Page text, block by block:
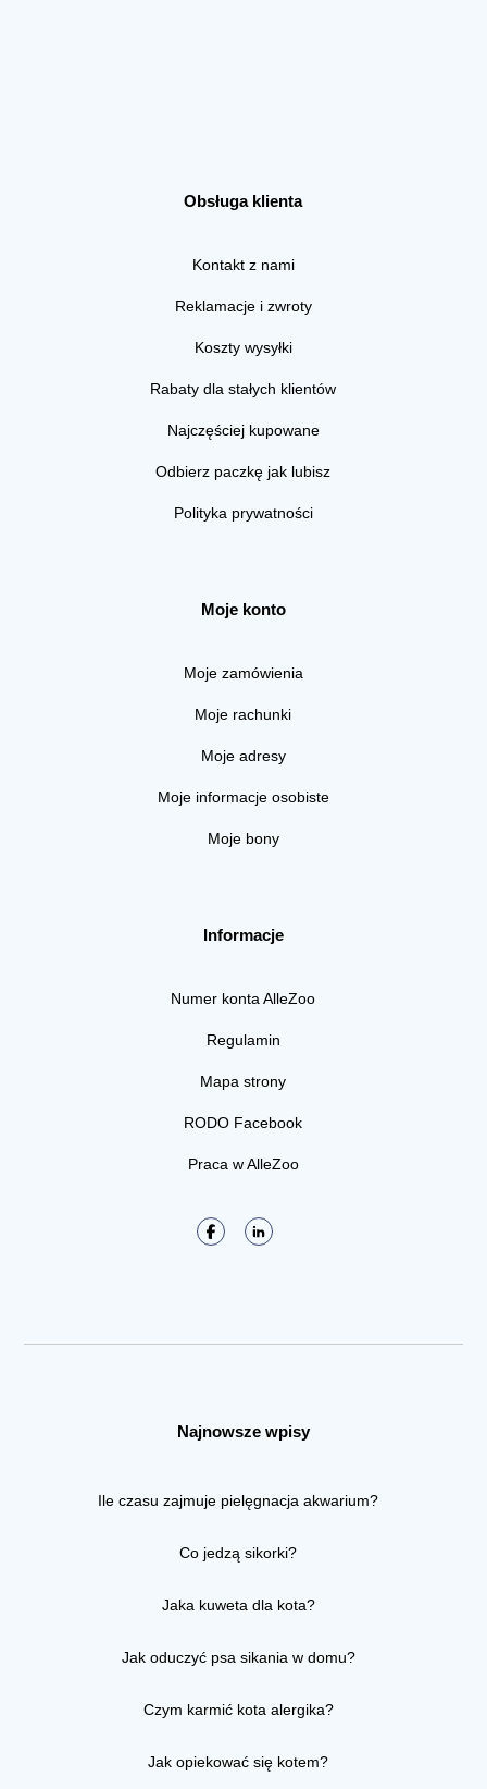
Obsługa klienta
Kontakt z nami
Reklamacje i zwroty
Koszty wysyłki
Rabaty dla stałych klientów
Najczęściej kupowane
Odbierz paczkę jak lubisz
Polityka prywatności
Moje konto
Moje zamówienia
Moje rachunki
Moje adresy
Moje informacje osobiste
Moje bony
Informacje
Numer konta AlleZoo
Regulamin
Mapa strony
RODO Facebook
Praca w AlleZoo
Najnowsze wpisy
Ile czasu zajmuje pielęgnacja akwarium?
Co jedzą sikorki?
Jaka kuweta dla kota?
Jak oduczyć psa sikania w domu?
Czym karmić kota alergika?
Jak opiekować się kotem?